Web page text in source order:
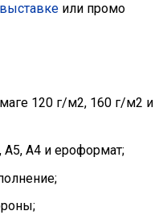
выставкеили промо
120 г/м2, 160 г/м2 и
А4 и ероформат;